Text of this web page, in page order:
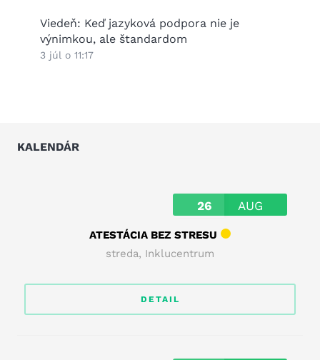
Viedeň: Keď jazyková podpora nie je
výnimkou, ale štandardom
3 júl o 11:17
KALENDÁR
26 AUG
ATESTÁCIA BEZ STRESU
streda, Inklucentrum
DETAIL